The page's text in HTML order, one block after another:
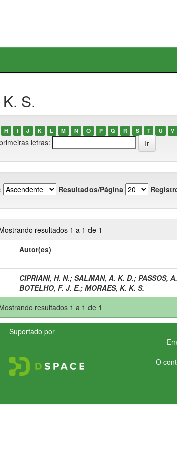
S.
H I J K L M N O P Q R S T U V
letras:
Resultados/Página
resultados 1 a 1 de 1
Autor(es)
CIPRIANI, H. N.; SALMAN, A. K. D.; PASSOS,
BOTELHO, F. J. E.; MORAES, K. K. S.
resultados 1 a 1 de 1
Suportado por
O